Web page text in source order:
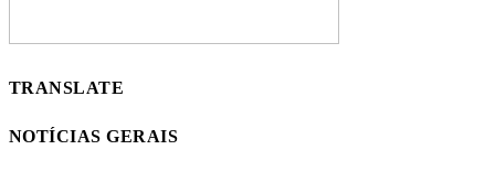
TRANSLATE
NOTÍCIAS GERAIS